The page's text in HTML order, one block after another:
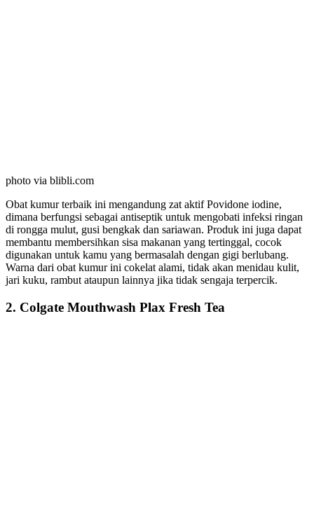
photo via blibli.com
Obat kumur terbaik ini mengandung zat aktif Povidone iodine,
dimana berfungsi sebagai antiseptik untuk mengobati infeksi ringan
di rongga mulut, gusi bengkak dan sariawan. Produk ini juga dapat
membantu membersihkan sisa makanan yang tertinggal, cocok
digunakan untuk kamu yang bermasalah dengan gigi berlubang.
Warna dari obat kumur ini cokelat alami, tidak akan menidau kulit,
jari kuku, rambut ataupun lainnya jika tidak sengaja terpercik.
2. Colgate Mouthwash Plax Fresh Tea